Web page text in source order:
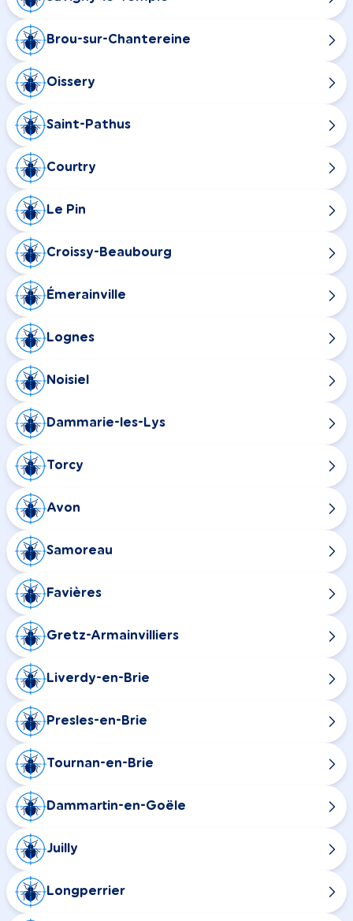
Brou-sur-Chantereine
Oissery
Saint-Pathus
Courtry
Le Pin
Croissy-Beaubourg
Émerainville
Lognes
Noisiel
Dammarie-les-Lys
Torcy
Avon
Samoreau
Favières
Gretz-Armainvilliers
Liverdy-en-Brie
Presles-en-Brie
Tournan-en-Brie
Dammartin-en-Goële
Juilly
Longperrier